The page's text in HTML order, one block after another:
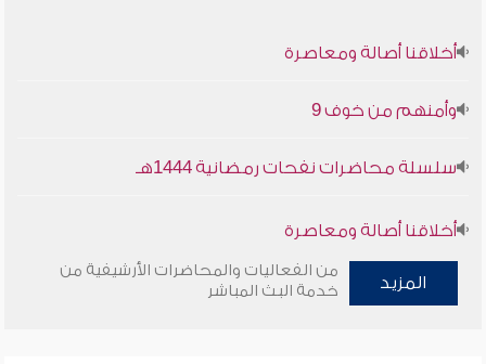
أخلاقنا أصالة ومعاصرة
وأمنهم من خوف 9
سلسلة محاضرات نفحات رمضانية 1444هـ
أخلاقنا أصالة ومعاصرة
وأمنهم من خوف 9
المزيد
من الفعاليات والمحاضرات الأرشيفية من
خدمة البث المباشر